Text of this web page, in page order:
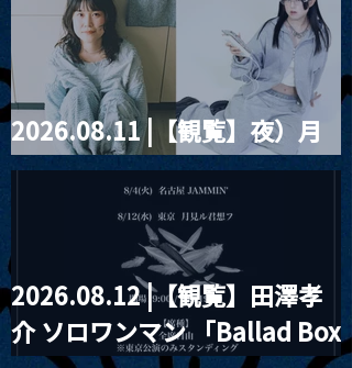
ツ」
2026.08.11 |【観覧】夜）月
見ル君想フpre. Sugar Shock
2026.08.12 |【観覧】田澤孝
介 ソロワンマン 「Ballad Box